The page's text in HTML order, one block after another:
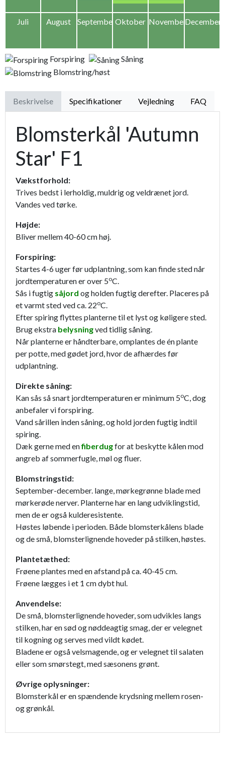
Juli August SeptemberOktober NovemberDecember
Forspiring
Såning
Blomstring/høst
Beskrivelse Specifikationer Vejledning FAQ
Blomsterkål 'Autumn
Star' F1
Vækstforhold:
Trives bedst i lerholdig, muldrig og veldrænet jord.
Vandes ved tørke.
Højde:
Bliver mellem 40-60 cm høj.
Forspiring:
Startes 4-6 uger før udplantning, som kan finde sted når
jordtemperaturen er over 5oC.
Sås i fugtig såjord og holden fugtig derefter. Placeres på
et varmt sted ved ca. 22oC.
Efter spiring flyttes planterne til et lyst og køligere sted.
Brug ekstra belysningved tidlig såning.
Når planterne er håndterbare, omplantes de én plante
per potte, med gødet jord, hvor de afhærdes før
udplantning.
Direkte såning:
Kan sås så snart jordtemperaturen er minimum 5oC, dog
anbefaler vi forspiring.
Vand sårillen inden såning, og hold jorden fugtig indtil
spiring.
Dæk gerne med enfiberdugfor at beskytte kålen mod
angreb af sommerfugle, møl og fluer.
Blomstringstid:
September-december. lange, mørkegrønne blade med
mørkerøde nerver. Planterne har en lang udviklingstid,
men de er også kulderesistente.
Høstes løbende i perioden. Både blomsterkålens blade
og de små, blomsterlignende hoveder på stilken, høstes.
Plantetæthed:
Frøene plantes med en afstand på ca. 40-45 cm.
Frøene lægges i et 1 cm dybt hul.
Anvendelse:
De små, blomsterlignende hoveder, som udvikles langs
stilken, har en sød og nøddeagtig smag, der er velegnet
til kogning og serves med vildt kødet.
Bladene er også velsmagende, og er velegnet til salaten
eller som smørstegt, med sæsonens grønt.
Øvrige oplysninger:
Blomsterkål er en spændende krydsning mellem rosen-
og grønkål.